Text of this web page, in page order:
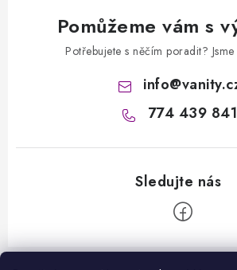
Pomůžeme vám s
Potřebujete s něčím poradit?
info@
774 439 841
Z